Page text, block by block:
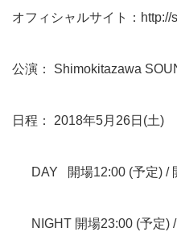
オフィシャルサイト： http://
公演： Shimokitazawa
日程： 2018年5月26日(土)
DAY 開場12:00 (予定) /
NIGHT 開場23:00 (予定) /